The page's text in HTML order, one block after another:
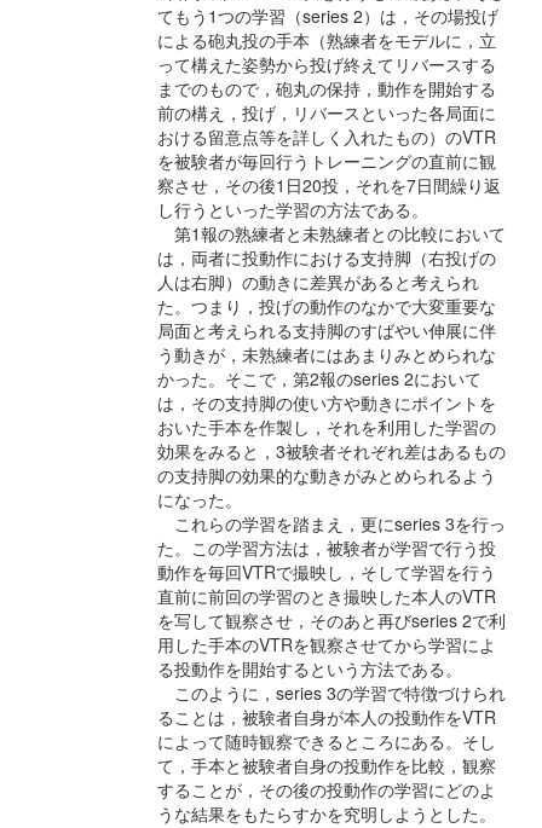
てもう1つの学習（series 2）は，その場投げ
による砲丸投の手本（熟練者をモデルに，立
って構えた姿勢から投げ終えてリバースする
までのもので，砲丸の保持，動作を開始する
前の構え，投げ，リバースといった各局面に
おける留意点等を詳しく入れたもの）のVTR
を被験者が毎回行うトレーニングの直前に観
察させ，その後1日20投，それを7日間繰り返
し行うといった学習の方法である。
第1報の熟練者と未熟練者との比較において
は，両者に投動作における支持脚（右投げの
人は右脚）の動きに差異があると考えられ
た。つまり，投げの動作のなかで大変重要な
局面と考えられる支持脚のすばやい伸展に伴
う動きが，未熟練者にはあまりみとめられな
かった。そこで，第2報のseries 2において
は，その支持脚の使い方や動きにポイントを
おいた手本を作製し，それを利用した学習の
効果をみると，3被験者それぞれ差はあるもの
の支持脚の効果的な動きがみとめられるよう
になった。
これらの学習を踏まえ，更にseries 3を行っ
た。この学習方法は，被験者が学習で行う投
動作を毎回VTRで撮映し，そして学習を行う
直前に前回の学習のとき撮映した本人のVTR
を写して観察させ，そのあと再びseries 2で利
用した手本のVTRを観察させてから学習によ
る投動作を開始するという方法である。
このように，series 3の学習で特徴づけられ
ることは，被験者自身が本人の投動作をVTR
によって随時観察できるところにある。そし
て，手本と被験者自身の投動作を比較，観察
することが，その後の投動作の学習にどのよ
うな結果をもたらすかを究明しようとした。